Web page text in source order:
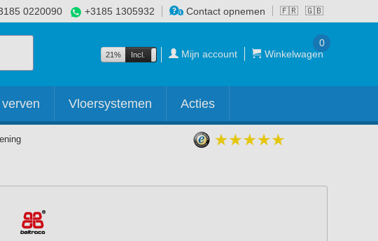
🇫🇷 🇬🇧
0220090 +3185 1305932 Contact opnemen
21% Incl. Excl. Mijn account Winkelwagen
0
Vloersystemen Acties